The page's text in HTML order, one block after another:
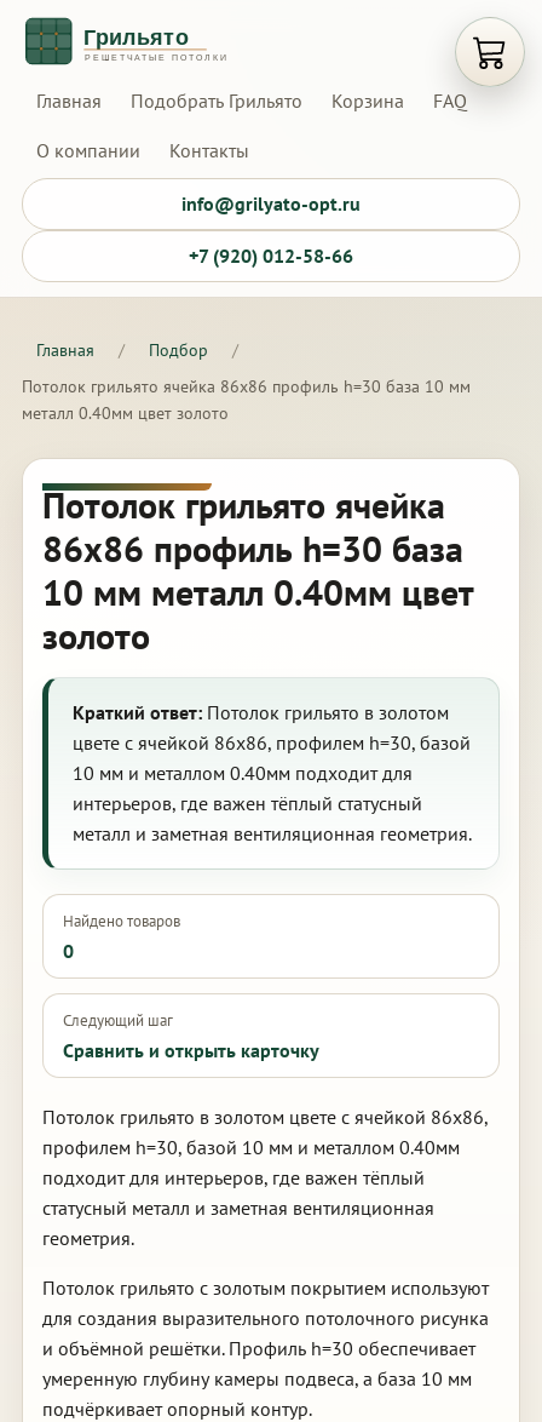
Главная Подобрать Грильято Корзина FAQ
О компании Контакты
info@grilyato-opt.ru
+7 (920) 012-58-66
Главная / Подбор
/
Потолок грильято ячейка 86х86 профиль h=30 база 10 мм
металл 0.40мм цвет золото
Потолок грильято ячейка
86х86 профиль h=30 база
10 мм металл 0.40мм цвет
золото
Краткий ответ:Потолок грильято в золотом
цвете с ячейкой 86х86, профилем h=30, базой
10 мм и металлом 0.40мм подходит для
интерьеров, где важен тёплый статусный
металл и заметная вентиляционная геометрия.
Найдено товаров
0
Следующий шаг
Сравнить и открыть карточку
Потолок грильято в золотом цвете с ячейкой 86х86,
профилем h=30, базой 10 мм и металлом 0.40мм
подходит для интерьеров, где важен тёплый
статусный металл и заметная вентиляционная
геометрия.
Потолок грильято с золотым покрытием используют
для создания выразительного потолочного рисунка
и объёмной решётки. Профиль h=30 обеспечивает
умеренную глубину камеры подвеса, а база 10 мм
подчёркивает опорный контур.